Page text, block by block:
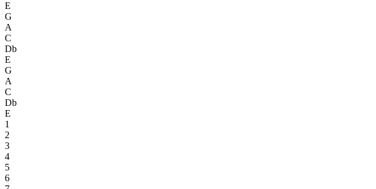
E
G
A
C
Db
E
G
A
C
Db
E
1
2
3
4
5
6